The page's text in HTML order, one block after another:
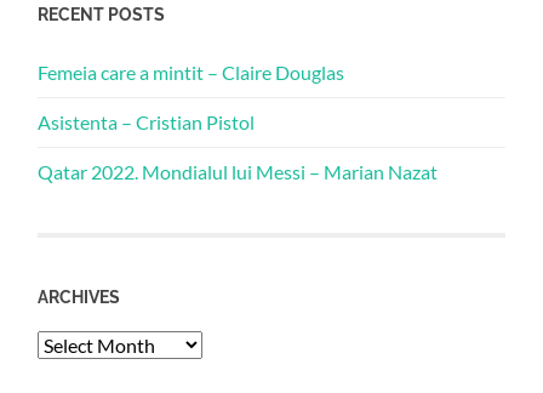
RECENT POSTS
Femeia care a mintit – Claire Douglas
Asistenta – Cristian Pistol
Qatar 2022. Mondialul lui Messi – Marian Nazat
ARCHIVES
Archives